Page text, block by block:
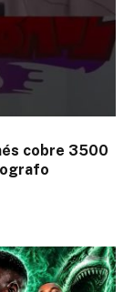
cobre 3500